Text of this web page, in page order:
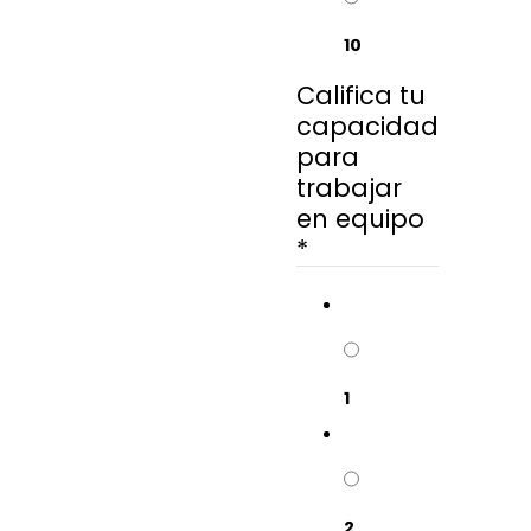
10
Califica tu
capacidad
para
trabajar
en equipo
*
1